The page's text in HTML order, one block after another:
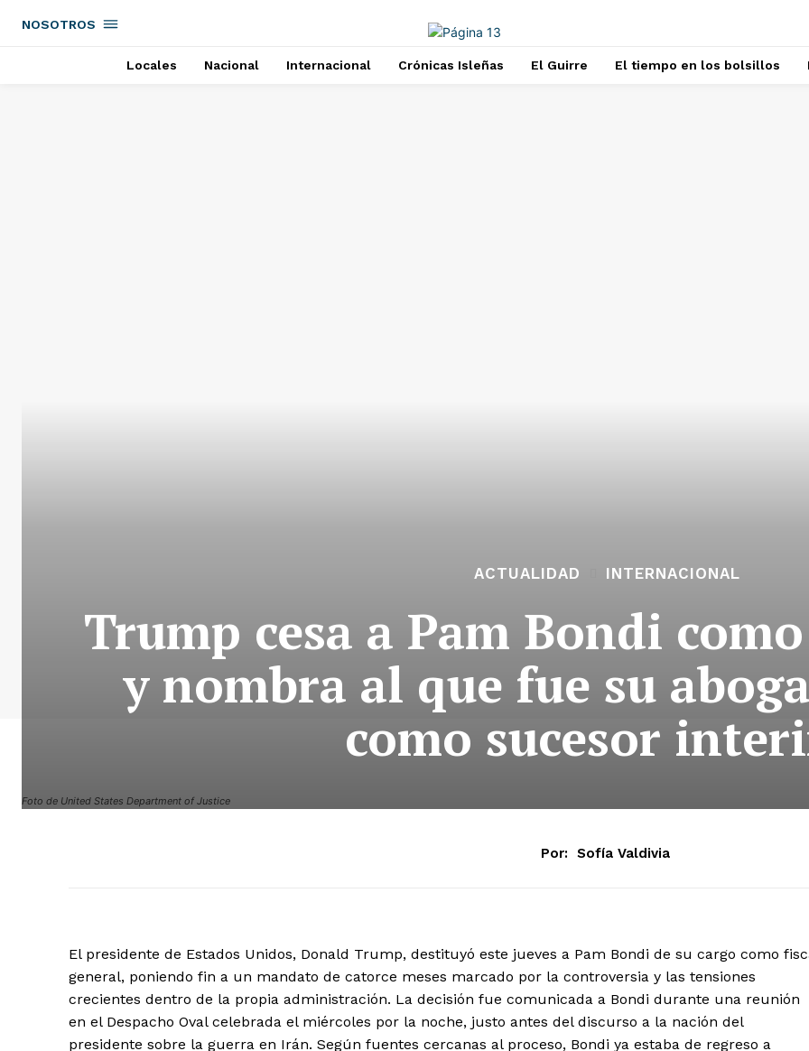
NOSOTROS
Locales Nacional Internacional Crónicas Isleñas El Guirre El tiempo en los bolsillos
Foto de United States Department of Justice
ACTUALIDAD INTERNACIONAL
Trump cesa a Pam Bondi
y nombra al que fue su
como sucesor
Por: Sofía Valdivia
El presidente de Estados Unidos, Donald Trump, destituyó este jueves a Pam Bondi de su cargo como
general, poniendo fin a un mandato de catorce meses marcado por la controversia y las tensiones
crecientes dentro de la propia administración. La decisión fue comunicada a Bondi durante una reunión
en el Despacho Oval celebrada el miércoles por la noche, justo antes del discurso a la nación del
presidente sobre la guerra en Irán. Según fuentes cercanas al proceso, Bondi ya estaba de regreso a